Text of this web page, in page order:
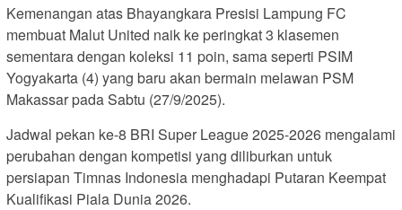
Kemenangan atas Bhayangkara Presisi Lampung FC
membuat Malut United naik ke peringkat 3 klasemen
sementara dengan koleksi 11 poin, sama seperti PSIM
Yogyakarta (4) yang baru akan bermain melawan PSM
Makassar pada Sabtu (27/9/2025).
Jadwal pekan ke-8 BRI Super League 2025-2026 mengalami
perubahan dengan kompetisi yang diliburkan untuk
persiapan Timnas Indonesia menghadapi Putaran Keempat
Kualifikasi Piala Dunia 2026.